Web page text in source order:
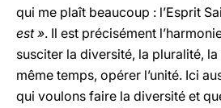
qui me plaît beaucoup : l’Esprit
est ». Il est précisément
susciter la diversité, la pluralité,
même temps, opérer l’unité. Ici
qui voulons faire la diversité et